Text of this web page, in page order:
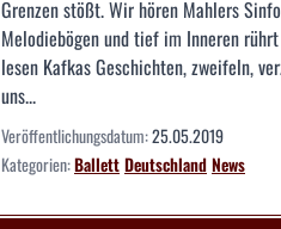
Grenzen stößt. Wir hören Mahlers
Melodiebögen und tief im Inneren
lesen Kafkas Geschichten, zweifeln,
uns...
Veröffentlichungsdatum:25.05.2019
Kategorien:BallettDeutschlandNews